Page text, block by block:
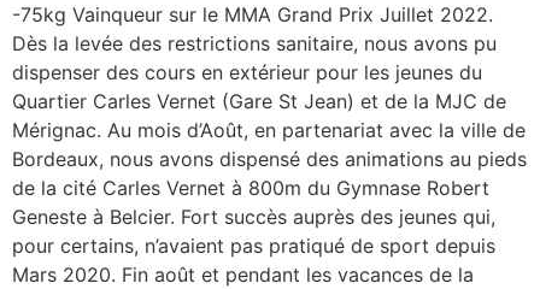
-75kg Vainqueur sur le MMA Grand Prix Juillet 2022.
Dès la levée des restrictions sanitaire, nous avons pu
dispenser des cours en extérieur pour les jeunes du
Quartier Carles Vernet (Gare St Jean) et de la MJC de
Mérignac. Au mois d’Août, en partenariat avec la ville de
Bordeaux, nous avons dispensé des animations au pieds
de la cité Carles Vernet à 800m du Gymnase Robert
Geneste à Belcier. Fort succès auprès des jeunes qui,
pour certains, n’avaient pas pratiqué de sport depuis
Mars 2020. Fin août et pendant les vacances de la